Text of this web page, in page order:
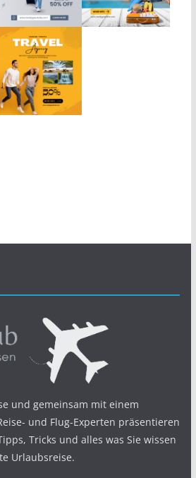
und gemeinsam mit einem
und Flug-Experten präsentieren
Tricks und alles was Sie wissen
Urlaubsreise.